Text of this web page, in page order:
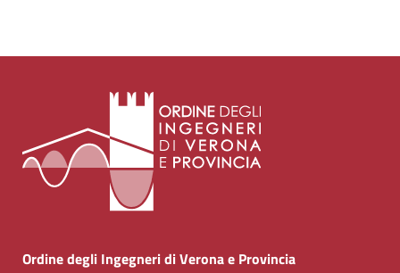
Ordine degli Ingegneri di Verona e Provincia